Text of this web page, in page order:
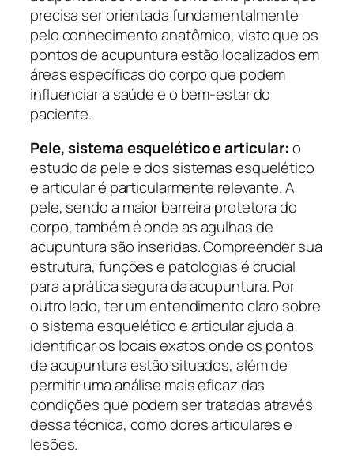
precisa ser orientada fundamentalmente
pelo conhecimento anatômico, visto que os
pontos de acupuntura estão localizados em
áreas específicas do corpo que podem
influenciar a saúde e o bem-estar do
paciente.
Pele, sistema esquelético e articular:o
estudo da pele e dos sistemas esquelético
e articular é particularmente relevante. A
pele, sendo a maior barreira protetora do
corpo, também é onde as agulhas de
acupuntura são inseridas. Compreender sua
estrutura, funções e patologias é crucial
para a prática segura da acupuntura. Por
outro lado, ter um entendimento claro sobre
o sistema esquelético e articular ajuda a
identificar os locais exatos onde os pontos
de acupuntura estão situados, além de
permitir uma análise mais eficaz das
condições que podem ser tratadas através
dessa técnica, como dores articulares e
lesões.